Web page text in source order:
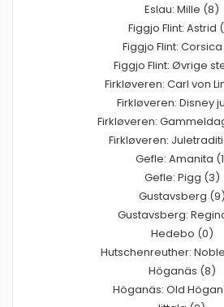
Eslau: Mille (8)
Figgjo Flint: Astrid
Figgjo Flint:
Figgjo Flint: Øvrige
Firkløveren: Carl von
Firkløveren: Disney
Firkløveren:
Firkløveren:
Gefle: Amanita
Gefle: Pigg (3)
Gustavsberg (9)
Gustavsberg:
Hedebo (0)
Hutschenreuther:
Höganäs (8)
Höganäs: Old